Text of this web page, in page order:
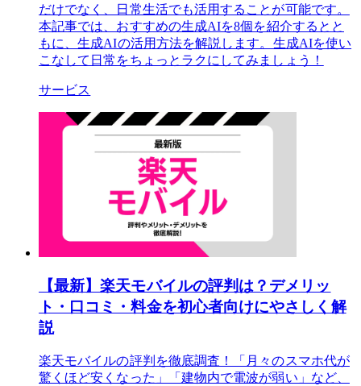
だけでなく、日常生活でも活用することが可能です。
本記事では、おすすめの生成AIを8個を紹介するとと
もに、生成AIの活用方法を解説します。生成AIを使い
こなして日常をちょっとラクにしてみましょう！
サービス
【最新】楽天モバイルの評判は？デメリッ
ト・口コミ・料金を初心者向けにやさしく解
説
楽天モバイルの評判を徹底調査！「月々のスマホ代が
驚くほど安くなった」「建物内で電波が弱い」など、